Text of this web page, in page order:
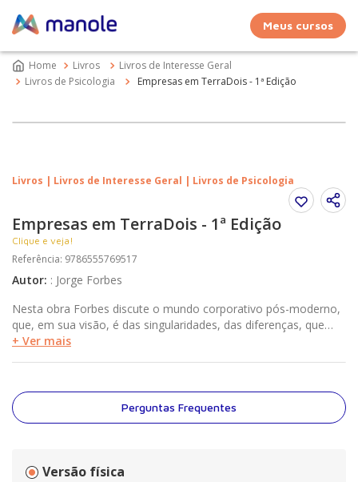
Meus cursos
Livros
Livros de Interesse Geral
Livros de Psicologia
Empresas em TerraDois - 1ª Edição
Livros | Livros de Interesse Geral | Livros de Psicologia
Empresas em TerraDois - 1ª Edição
Clique e veja!
Referência: 9786555769517
Autor: : Jorge Forbes
Nesta obra Forbes discute o mundo corporativo pós-moderno,
que, em sua visão, é das singularidades, das diferenças, que
pedem para ser articuladas e não tolhidas. O sofrimento por
há hoje mais espaço para a criatividade, mas isso implica em se
ter mais responsabilidade. Entre os capítulos: Talento ou
superação?; Que líder queremos? e A obrigação do sucesso
+ Ver mais
Perguntas Frequentes
Versão física